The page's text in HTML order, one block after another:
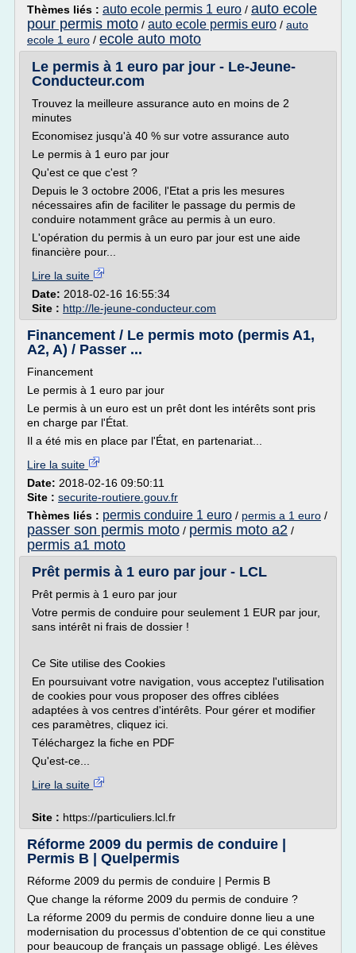
Thèmes liés : auto ecole permis 1 euro / auto ecole
pour permis moto / auto ecole permis euro / auto
ecole 1 euro / ecole auto moto
Le permis à 1 euro par jour - Le-Jeune-
Conducteur.com
Trouvez la meilleure assurance auto en moins de 2
minutes
Economisez jusqu'à 40 % sur votre assurance auto
Le permis à 1 euro par jour
Qu'est ce que c'est ?
Depuis le 3 octobre 2006, l'Etat a pris les mesures
nécessaires afin de faciliter le passage du permis de
conduire notamment grâce au permis à un euro.
L'opération du permis à un euro par jour est une aide
financière pour...
Lire la suite
Date: 2018-02-16 16:55:34
Site : http://le-jeune-conducteur.com
Financement / Le permis moto (permis A1,
A2, A) / Passer ...
Financement
Le permis à 1 euro par jour
Le permis à un euro est un prêt dont les intérêts sont pris
en charge par l'État.
Il a été mis en place par l'État, en partenariat...
Lire la suite
Date: 2018-02-16 09:50:11
Site : securite-routiere.gouv.fr
Thèmes liés : permis conduire 1 euro / permis a 1 euro /
passer son permis moto / permis moto a2 /
permis a1 moto
Prêt permis à 1 euro par jour - LCL
Prêt permis à 1 euro par jour
Votre permis de conduire pour seulement 1 EUR par jour,
sans intérêt ni frais de dossier !
Ce Site utilise des Cookies
En poursuivant votre navigation, vous acceptez l'utilisation
de cookies pour vous proposer des offres ciblées
adaptées à vos centres d'intérêts. Pour gérer et modifier
ces paramètres, cliquez ici.
Téléchargez la fiche en PDF
Qu'est-ce...
Lire la suite
Site : https://particuliers.lcl.fr
Réforme 2009 du permis de conduire |
Permis B | Quelpermis
Réforme 2009 du permis de conduire | Permis B
Que change la réforme 2009 du permis de conduire ?
La réforme 2009 du permis de conduire donne lieu a une
modernisation du processus d'obtention de ce qui constitue
pour beaucoup de français un passage obligé. Les élèves